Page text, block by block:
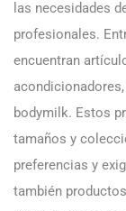
las necesidades
profesionales.
encuentran
bodymilk. Estos
tamaños y
preferencias y
también